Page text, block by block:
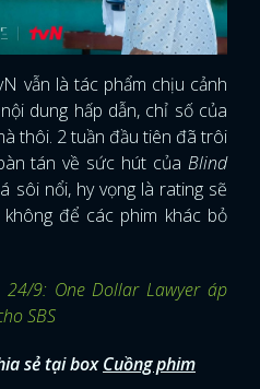
vẫn là tác phẩm chịu cảnh
dung hấp dẫn, chỉ số của
thôi. 2 tuần đầu tiên đã trôi
tán về sức hút của Blind
sôi nổi, hy vọng là rating sẽ
để các phim khác bỏ
24/9: One Dollar Lawyer áp
SBS
sẻ tại boxCuồng phim